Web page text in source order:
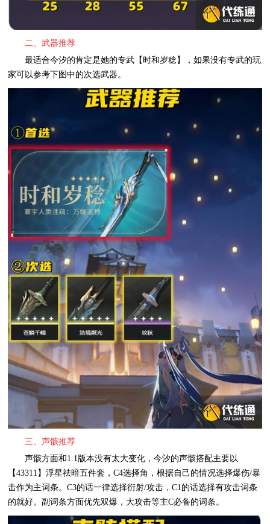
二、武器推荐
最适合今汐的肯定是她的专武【时和岁稔】，如果没有专武的玩
家可以参考下图中的次选武器。
三、声骸推荐
声骸方面和1.1版本没有太大变化，今汐的声骸搭配主要以
【43311】浮星祛暗五件套，C4选择角，根据自己的情况选择爆伤/暴
击作为主词条。C3的话一律选择衍射/攻击，C1的话选择有攻击词条
的就好。副词条方面优先双爆，大攻击等主C必备的词条。